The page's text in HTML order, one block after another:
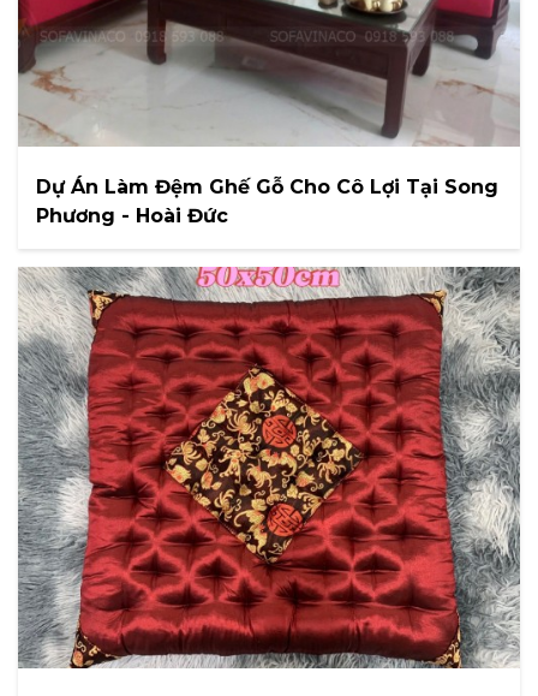
Dự Án Làm Đệm Ghế Gỗ Cho Cô Lợi Tại Song
Phương - Hoài Đức